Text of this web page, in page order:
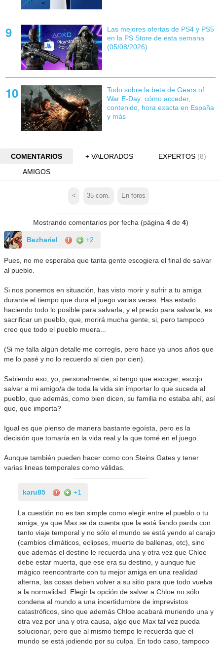
Las mejores ofertas de PS4 y PS5
en la PS Store de esta semana
(05/08/2026)
Todo sobre la beta de Gears of
War E-Day: cómo acceder,
contenido, hora exacta en España
y más
COMENTARIOS + VALORADOS EXPERTOS (8)
AMIGOS
< 35 com. En foros
Mostrando comentarios por fecha (página 4de 4)
Bezhariel +2
Pues, no me esperaba que tanta gente escogiera el final de salvar
al pueblo.
Si nos ponemos en situación, has visto morir y sufrir a tu amiga
durante el tiempo que dura el juego varias veces. Has estado
haciendo todo lo posible para salvarla, y el precio para salvarla, es
sacrificar un pueblo, que, morirá mucha gente, si, pero tampoco
creo que todo el pueblo muera...
(Si me falla algún detalle me corregís, pero hace ya unos años que
me lo pasé y no lo recuerdo al cien por cien).
Sabiendo eso, yo, personalmente, si tengo que escoger, escojo
salvar a mi amigo/a de toda la vida sin importar lo que suceda al
pueblo, que además, como bien dicen, su familia no estaba ahí, así
que, que importa?
Igual es que pienso de manera bastante egoísta, pero es la
decisión que tomaría en la vida real y la que tomé en el juego.
Aunque también pueden hacer como con Steins Gates y tener
varias lineas temporales como válidas.
karu85 +1
La cuestión no es tan simple como elegir entre el pueblo o tu
amiga, ya que Max se da cuenta que la está liando parda con
tanto viaje temporal y no sólo el mundo se está yendo al carajo
(cambios climáticos, eclipses, muerte de ballenas, etc), sino
que además el destino le recuerda una y otra vez que Chloe
debe estar muerta, que ese era su destino, y aunque fue
mágico reencontrarte con tu mejor amiga en una realidad
alterna, las cosas deben volver a su sitio para que todo vuelva
a la normalidad. Elegir la opción de salvar a Chloe no sólo
condena al mundo a una incertidumbre de imprevistos
catastróficos, sino que además Chloe acabará muriendo una y
otra vez por una y otra causa, algo que Max tal vez pueda
solucionar, pero que al mismo tiempo le recuerda que el
mundo se está jodiendo por su culpa. En todo caso, tampoco